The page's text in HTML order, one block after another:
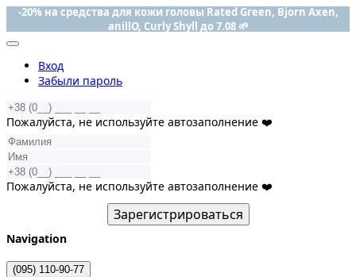
-20% на средства для кожи головы Rated Green, Bjorn Axen,
anillO, Curly Shyll до 7.08 🌱
Вход
Забыли пароль
Пожалуйста, не используйте автозаполнение ❤️
Пожалуйста, не используйте автозаполнение ❤️
Зарегистрироваться
Navigation
(095) 110-90-77